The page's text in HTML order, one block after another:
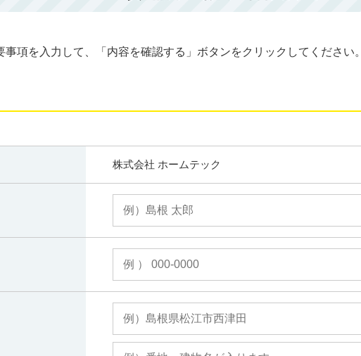
事項を入力して、「内容を確認する」ボタンをクリックしてください。
株式会社 ホームテック